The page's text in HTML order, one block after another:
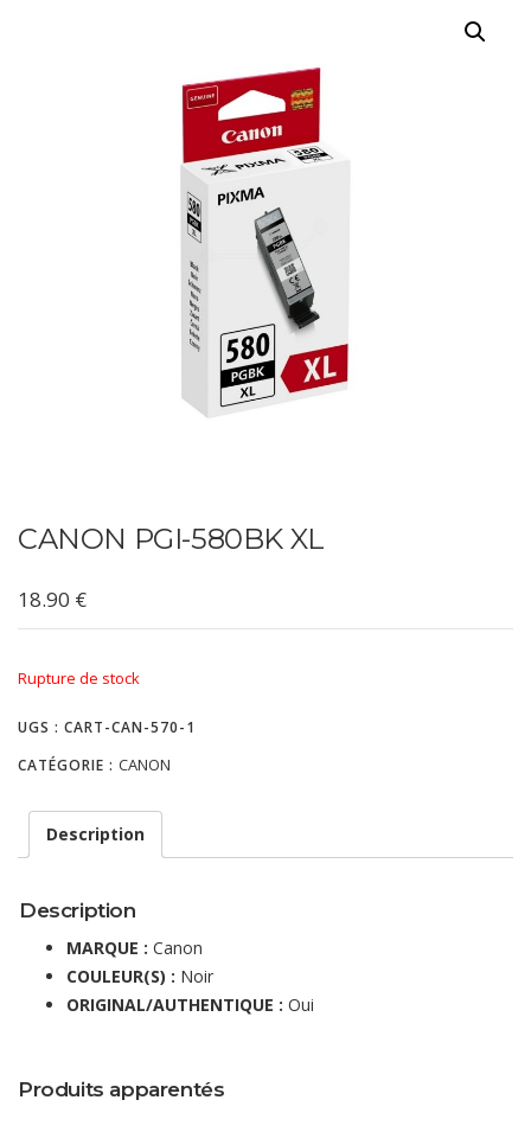
CANON PGI-580BK XL
18.90 €
Rupture de stock
UGS : CART-CAN-570-1
CATÉGORIE : CANON
Description
Description
MARQUE : Canon
COULEUR(S) : Noir
ORIGINAL/AUTHENTIQUE : Oui
Produits apparentés